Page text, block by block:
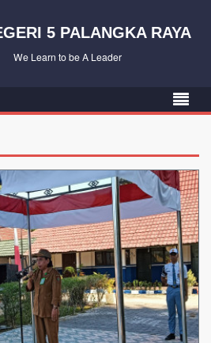
5 PALANGKA RAYA
We Learn to be A Leader